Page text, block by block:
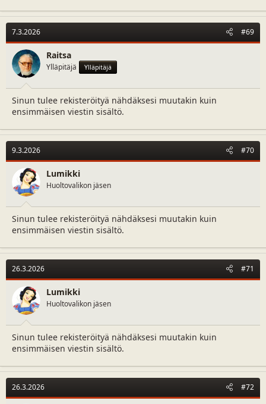
c
t
i
o
n
s
:
7.3.2026 #69
Raitsa
Ylläpitäjä Ylläpitäjä
Sinun tulee rekisteröityä nähdäksesi muutakin kuin
ensimmäisen viestin sisältö.
9.3.2026 #70
Lumikki
Huoltovalikon jäsen
Sinun tulee rekisteröityä nähdäksesi muutakin kuin
ensimmäisen viestin sisältö.
26.3.2026 #71
Lumikki
Huoltovalikon jäsen
Sinun tulee rekisteröityä nähdäksesi muutakin kuin
ensimmäisen viestin sisältö.
26.3.2026 #72